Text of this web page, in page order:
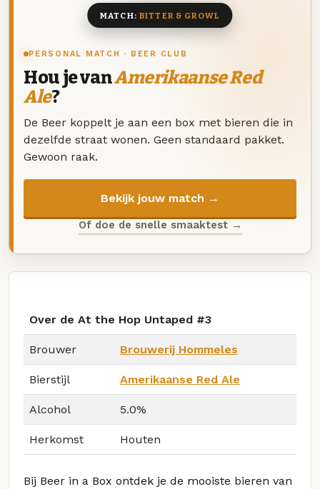
PERSONAL MATCH · BEER CLUB
Hou je vanAmerikaanse Red
Ale?
De Beer koppelt je aan een box met bieren die in
dezelfde straat wonen. Geen standaard pakket.
Gewoon raak.
Bekijk jouw match →
Of doe de snelle smaaktest →
MATCH: BITTER & GROWL
Over de At the Hop Untaped #3
Brouwer Brouwerij Hommeles
Bierstijl Amerikaanse Red Ale
Alcohol 5.0%
Herkomst Houten
Bij Beer in a Box ontdek je de mooiste bieren van